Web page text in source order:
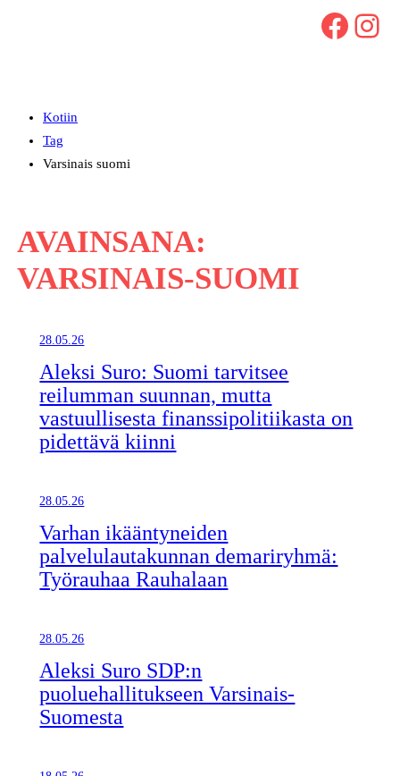
Facebook Instagram
Kotiin
Tag
Varsinais suomi
AVAINSANA:
VARSINAIS-SUOMI
28.05.26
Aleksi Suro: Suomi tarvitsee
reilumman suunnan, mutta
vastuullisesta finanssipolitiikasta on
pidettävä kiinni
28.05.26
Varhan ikääntyneiden
palvelulautakunnan demariryhmä:
Työrauhaa Rauhalaan
28.05.26
Aleksi Suro SDP:n
puoluehallitukseen Varsinais-
Suomesta